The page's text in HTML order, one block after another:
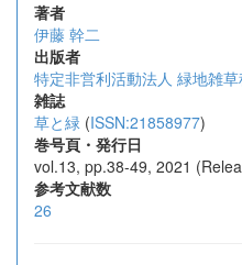
著者
伊藤 幹二
出版者
特定非営利活動法人 緑地雑
雑誌
草と緑 (ISSN:21858977)
巻号頁・発行日
vol.13, pp.38-49, 2021
参考文献数
26